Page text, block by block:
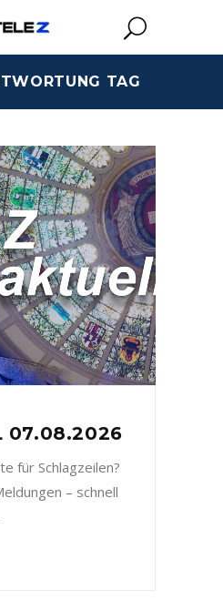
TAG
07.08.2026
für Schlagzeilen?
– schnell